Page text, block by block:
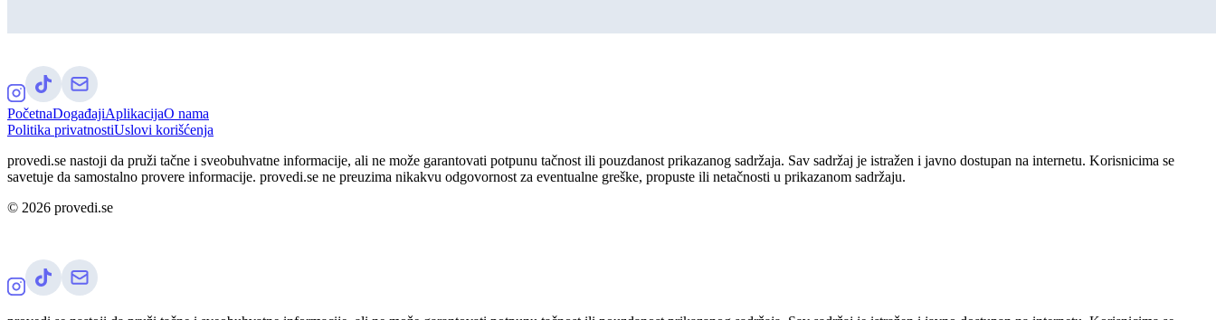
PočetnaDogađajiAplikacijaO nama
Politika privatnostiUslovi korišćenja
provedi.se nastoji da pruži tačne i sveobuhvatne informacije, ali ne može garantovati potpunu tačnost ili pouzdanost prikazanog sadržaja. Sav sadržaj je istražen i javno dostupan na internetu. Korisnicima se
savetuje da samostalno provere informacije. provedi.se ne preuzima nikakvu odgovornost za eventualne greške, propuste ili netačnosti u prikazanom sadržaju.
© 2026 provedi.se